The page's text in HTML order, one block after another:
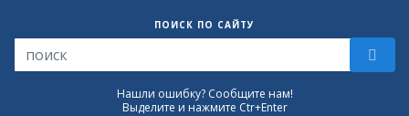
ПОИСК ПО САЙТУ
Нашли ошибку? Сообщите нам!
Выделите и нажмите Ctr+Enter